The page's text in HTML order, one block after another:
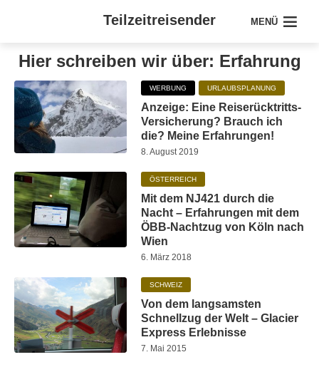
Teilzeitreisender MENÜ
Hier schreiben wir über: Erfahrung
WERBUNG URLAUBSPLANUNG
Anzeige: Eine Reiserücktritts-
Versicherung? Brauch ich
die? Meine Erfahrungen!
8. August 2019
ÖSTERREICH
Mit dem NJ421 durch die
Nacht – Erfahrungen mit dem
ÖBB-Nachtzug von Köln nach
Wien
6. März 2018
SCHWEIZ
Von dem langsamsten
Schnellzug der Welt – Glacier
Express Erlebnisse
7. Mai 2015